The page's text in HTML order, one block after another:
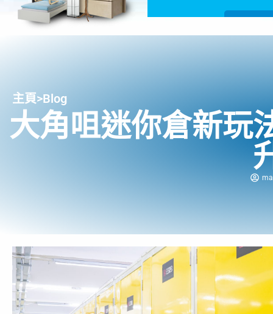
主頁>Blog
大角咀迷你倉新玩